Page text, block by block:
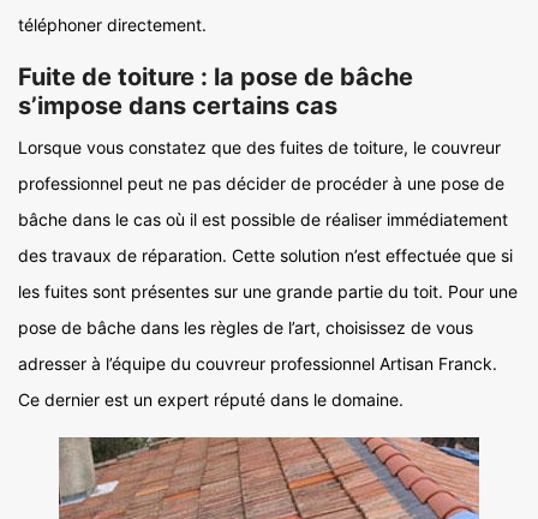
téléphoner directement.
Fuite de toiture : la pose de bâche
s’impose dans certains cas
Lorsque vous constatez que des fuites de toiture, le couvreur
professionnel peut ne pas décider de procéder à une pose de
bâche dans le cas où il est possible de réaliser immédiatement
des travaux de réparation. Cette solution n’est effectuée que si
les fuites sont présentes sur une grande partie du toit. Pour une
pose de bâche dans les règles de l’art, choisissez de vous
adresser à l’équipe du couvreur professionnel Artisan Franck.
Ce dernier est un expert réputé dans le domaine.